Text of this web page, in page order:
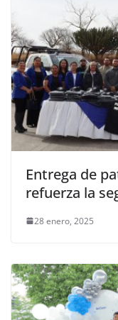
Entrega de
refuerza la
28 enero, 2025